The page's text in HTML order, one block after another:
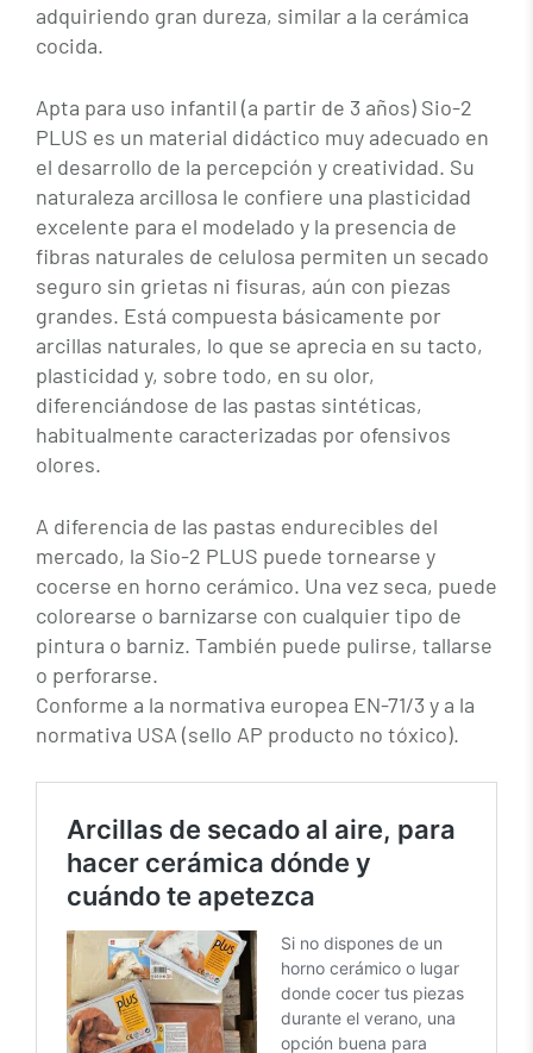
adquiriendo gran dureza, similar a la cerámica
cocida.
Apta para uso infantil (a partir de 3 años) Sio-2
PLUS es un material didáctico muy adecuado en
el desarrollo de la percepción y creatividad. Su
naturaleza arcillosa le confiere una plasticidad
excelente para el modelado y la presencia de
fibras naturales de celulosa permiten un secado
seguro sin grietas ni fisuras, aún con piezas
grandes. Está compuesta básicamente por
arcillas naturales, lo que se aprecia en su tacto,
plasticidad y, sobre todo, en su olor,
diferenciándose de las pastas sintéticas,
habitualmente caracterizadas por ofensivos
olores.
A diferencia de las pastas endurecibles del
mercado, la Sio-2 PLUS puede tornearse y
cocerse en horno cerámico. Una vez seca, puede
colorearse o barnizarse con cualquier tipo de
pintura o barniz. También puede pulirse, tallarse
o perforarse.
Conforme a la normativa europea EN-71/3 y a la
normativa USA (sello AP producto no tóxico).